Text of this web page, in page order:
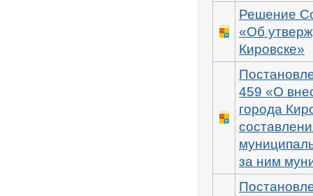
Решение
«Об
Кировске»
459 «О
города
за ним